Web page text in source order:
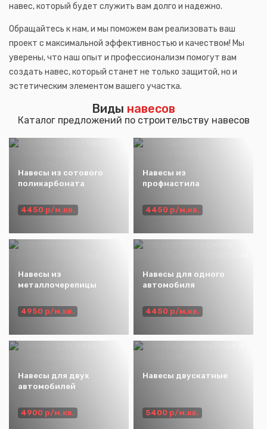
навес, который будет служить вам долго и надежно.
Обращайтесь к нам, и мы поможем вам реализовать ваш
проект с максимальной эффективностью и качеством! Мы
уверены, что наш опыт и профессионализм помогут вам
создать навес, который станет не только защитой, но и
эстетическим элементом вашего участка.
Виды навесов
Каталог предложений по строительству навесов
Навесы из сотового
поликарбоната
4450 р/м.кв.
Навесы из
профнастила
4450 р/м.кв.
Навесы из
металлочерепицы
4950 р/м.кв.
Навесы для одного
автомобиля
4450 р/м.кв.
Навесы для двух
автомобилей
4900 р/м.кв.
Навесы двускатные
5400 р/м.кв.